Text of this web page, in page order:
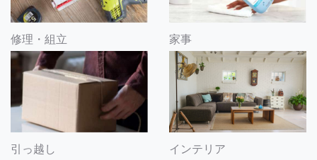
修理・組立 家事
引っ越し インテリア